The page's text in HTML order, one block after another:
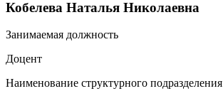
Кобелева Наталья Николаевна
Занимаемая должность
Доцент
Наименование структурного подразделения